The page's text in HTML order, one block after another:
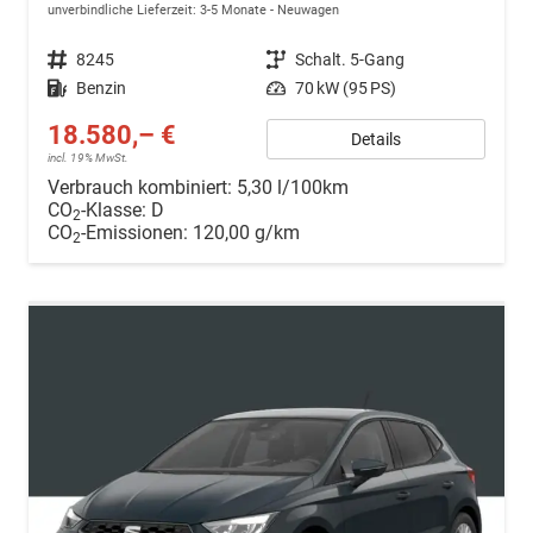
unverbindliche Lieferzeit: 3-5 Monate Neuwagen
Fahrzeugnr. 8245 Getriebe Schalt. 5-Gang
Kraftstoff Benzin Leistung 70 kW (95 PS)
18.580,– €
incl. 19% MwSt.
Details
Verbrauch kombiniert: 5,30 l/100km
CO2-Klasse: D
CO2-Emissionen: 120,00 g/km